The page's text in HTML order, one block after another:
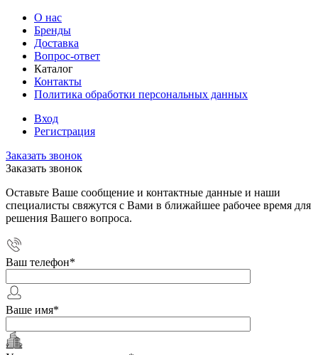
О нас
Бренды
Доставка
Вопрос-ответ
Каталог
Контакты
Политика обработки персональных данных
Вход
Регистрация
Заказать звонок
Заказать звонок
Оставьте Ваше сообщение и контактные данные и наши
специалисты свяжутся с Вами в ближайшее рабочее время для
решения Вашего вопроса.
Ваш телефон*
Ваше имя*